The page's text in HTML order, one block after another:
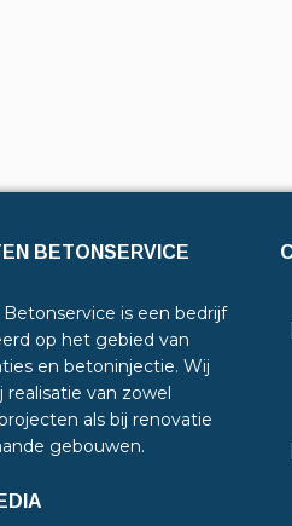
BETONSERVICE
is een bedrijf
op het gebied van
en betoninjectie. Wij
realisatie van zowel
als bij renovatie
gebouwen.